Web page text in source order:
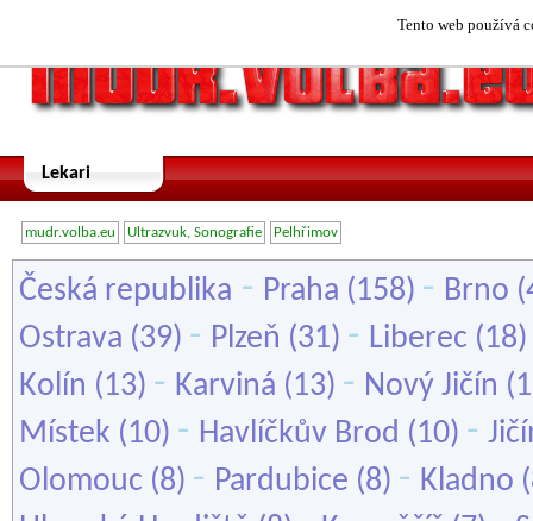
Tento web používá
Lekari
mudr.volba.eu Ultrazvuk, Sonografie Pelhřimov
Česká republika - Praha (158) - Brno
Ostrava (39) - Plzeň (31) - Liberec (18)
Kolín (13) - Karviná (13) - Nový Jičín
Místek (10) - Havlíčkův Brod (10) -
Olomouc (8) - Pardubice (8) - Kladno